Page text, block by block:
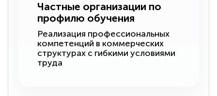
Частные организации по
профилю обучения
Реализация профессиональных
компетенций в коммерческих
структурах с гибкими условиями
труда